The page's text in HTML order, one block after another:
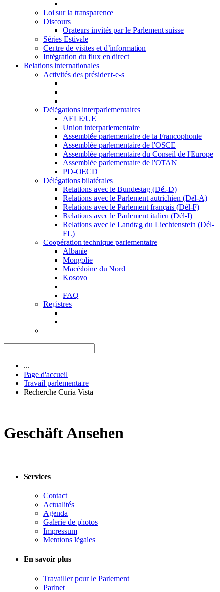
Loi sur la transparence
Discours
Orateurs invités par le Parlement suisse
Séries Estivale
Centre de visites et d’information
Intégration du flux en direct
Relations internationales
Activités des président-e-s
Délégations interparlementaires
AELE/UE
Union interparlementaire
Assemblée parlementaire de la Francophonie
Assemblée parlementaire de l'OSCE
Assemblée parlementaire du Conseil de l'Europe
Assemblée parlementaire de l'OTAN
PD-OECD
Délégations bilatérales
Relations avec le Bundestag (Dél-D)
Relations avec le Parlement autrichien (Dél-A)
Relations avec le Parlement français (Dél-F)
Relations avec le Parlement italien (Dél-I)
Relations avec le Landtag du Liechtenstein (Dél-
FL)
Coopération technique parlementaire
Albanie
Mongolie
Macédoine du Nord
Kosovo
FAQ
Registres
...
Page d'accueil
Travail parlementaire
Recherche Curia Vista
Geschäft Ansehen
Services
Contact
Actualités
Agenda
Galerie de photos
Impressum
Mentions légales
En savoir plus
Travailler pour le Parlement
Parlnet